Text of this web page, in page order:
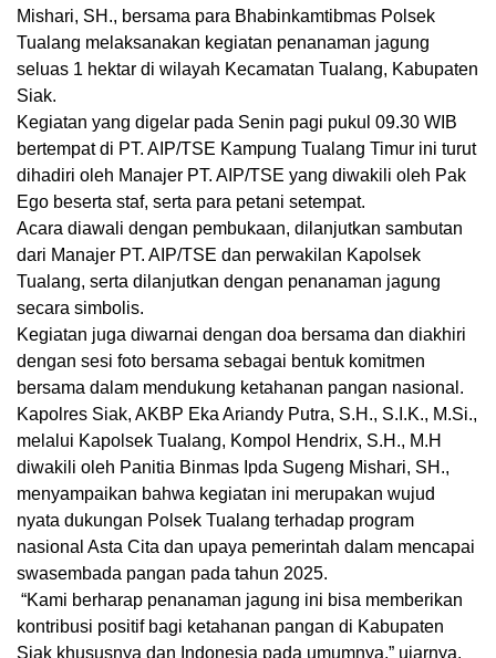
Mishari, SH., bersama para Bhabinkamtibmas Polsek
Tualang melaksanakan kegiatan penanaman jagung
seluas 1 hektar di wilayah Kecamatan Tualang, Kabupaten
Siak.
Kegiatan yang digelar pada Senin pagi pukul 09.30 WIB
bertempat di PT. AIP/TSE Kampung Tualang Timur ini turut
dihadiri oleh Manajer PT. AIP/TSE yang diwakili oleh Pak
Ego beserta staf, serta para petani setempat.
Acara diawali dengan pembukaan, dilanjutkan sambutan
dari Manajer PT. AIP/TSE dan perwakilan Kapolsek
Tualang, serta dilanjutkan dengan penanaman jagung
secara simbolis.
Kegiatan juga diwarnai dengan doa bersama dan diakhiri
dengan sesi foto bersama sebagai bentuk komitmen
bersama dalam mendukung ketahanan pangan nasional.
Kapolres Siak, AKBP Eka Ariandy Putra, S.H., S.I.K., M.Si.,
melalui Kapolsek Tualang, Kompol Hendrix, S.H., M.H
diwakili oleh Panitia Binmas Ipda Sugeng Mishari, SH.,
menyampaikan bahwa kegiatan ini merupakan wujud
nyata dukungan Polsek Tualang terhadap program
nasional Asta Cita dan upaya pemerintah dalam mencapai
swasembada pangan pada tahun 2025.
“Kami berharap penanaman jagung ini bisa memberikan
kontribusi positif bagi ketahanan pangan di Kabupaten
Siak khususnya dan Indonesia pada umumnya,” ujarnya.